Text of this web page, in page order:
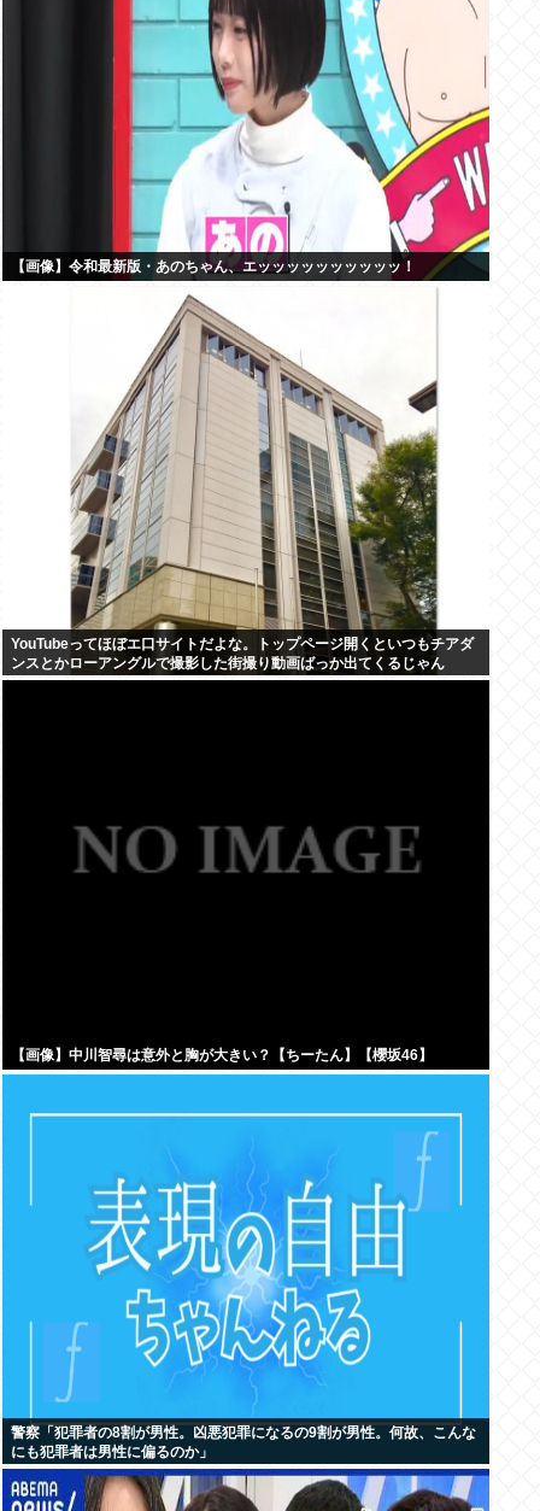
【画像】令和最新版・あのちゃん、エッッッッッッッッッッ！
YouTubeってほぼエ口サイトだよな。トップページ開くといつもチアダ
ンスとかローアングルで撮影した街撮り動画ばっか出てくるじゃん
【画像】中川智尋は意外と胸が大きい？【ちーたん】【櫻坂46】
警察「犯罪者の8割が男性。凶悪犯罪になるの9割が男性。何故、こんな
にも犯罪者は男性に偏るのか」